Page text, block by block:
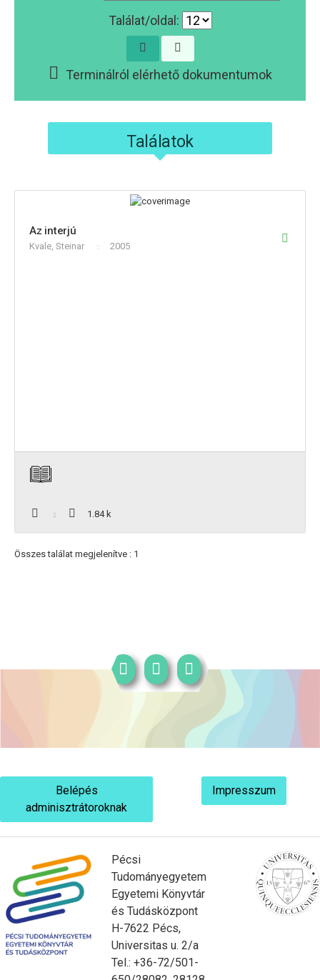
Találat/oldal:
Terminálról elérhető dokumentumok
Találatok
Az interjú
Kvale, Steinar 2005
1.84 k
Összes találat megjelenítve : 1
Belépés
adminisztrátoroknak
Impresszum
Pécsi
Tudományegyetem
Egyetemi Könyvtár
és Tudásközpont
H-7622 Pécs,
Universitas u. 2/a
Tel.: +36-72/501-